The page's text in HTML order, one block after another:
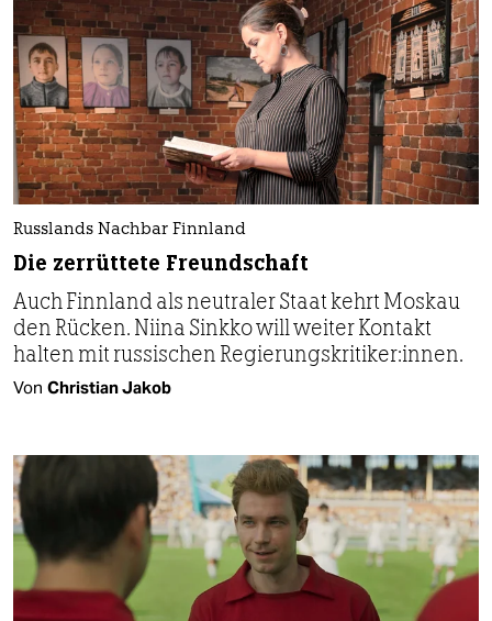
Russlands Nachbar Finnland
Die zerrüttete Freundschaft
Auch Finnland als neutraler Staat kehrt Moskau
den Rücken. Niina Sinkko will weiter Kontakt
halten mit russischen Regierungskritiker:innen.
Von Christian Jakob